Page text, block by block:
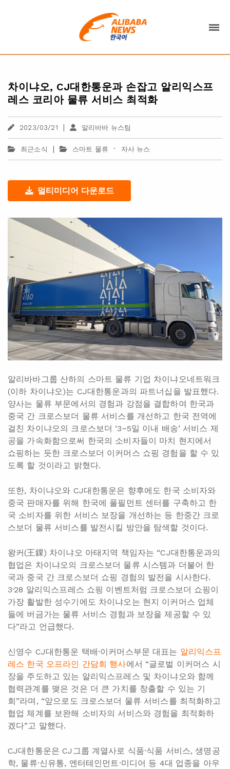
차이냐오, CJ대한통운과 손잡고 알리익스프
레스 코리아 물류 서비스 최적화
2023/03/21 | 알리바바 뉴스팀
최근소식 | 스마트 물류 · 자사 뉴스
멀티미디어 다운로드
알리바바그룹 산하의 스마트 물류 기업 차이냐오네트워크
(이하 차이냐오)는 CJ대한통운과의 파트너십을 발표했다.
양사는 물류 부문에서의 경험과 강점을 결합하여 한국과
중국 간 크로스보더 물류 서비스를 개선하고 한국 전역에
걸친 차이냐오의 크로스보더 ‘3~5일 이내 배송’ 서비스 제
공을 가속화함으로써 한국의 소비자들이 마치 현지에서
쇼핑하는 듯한 크로스보더 이커머스 쇼핑 경험을 할 수 있
도록 할 것이라고 밝혔다.
또한, 차이냐오와 CJ대한통운은 향후에도 한국 소비자와
중국 판매자를 위해 한국에 풀필먼트 센터를 구축하고 한
국 소비자를 위한 서비스 보장을 개선하는 등 한중간 크로
스보더 물류 서비스를 발전시킬 방안을 탐색할 것이다.
왕커(王錁) 차이냐오 아태지역 책임자는 “CJ대한통운과의
협업은 차이냐오의 크로스보더 물류 시스템과 더불어 한
국과 중국 간 크로스보더 쇼핑 경험의 발전을 시사한다.
3·28 알리익스프레스 쇼핑 이벤트처럼 크로스보더 쇼핑이
가장 활발한 성수기에도 차이냐오는 현지 이커머스 업체
들에 버금가는 물류 서비스 경험과 보장을 제공할 수 있
다”라고 언급했다.
신영수 CJ대한통운 택배·이커머스부문 대표는 알리익스프
레스 한국 오프라인 간담회 행사에서 “글로벌 이커머스 시
장을 주도하고 있는 알리익스프레스 및 차이냐오와 함께
협력관계를 맺은 것은 더 큰 가치를 창출할 수 있는 기
회”라며, “앞으로도 크로스보더 물류 서비스를 최적화하고
협업 체계를 보완해 소비자의 서비스와 경험을 최적화하
겠다”고 말했다.
CJ대한통운은 CJ그룹 계열사로 식품·식품 서비스, 생명공
학, 물류·신유통, 엔터테인먼트·미디어 등 4대 업종을 아우